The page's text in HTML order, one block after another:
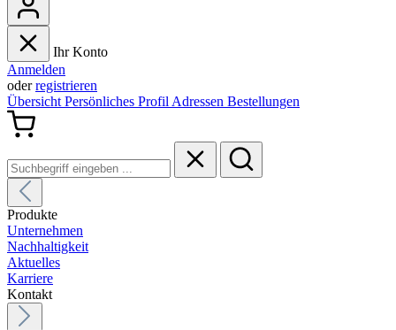
Ihr Konto
Anmelden
oderregistrieren
Übersicht Persönliches Profil Adressen Bestellungen
Produkte
Unternehmen
Nachhaltigkeit
Aktuelles
Karriere
Kontakt